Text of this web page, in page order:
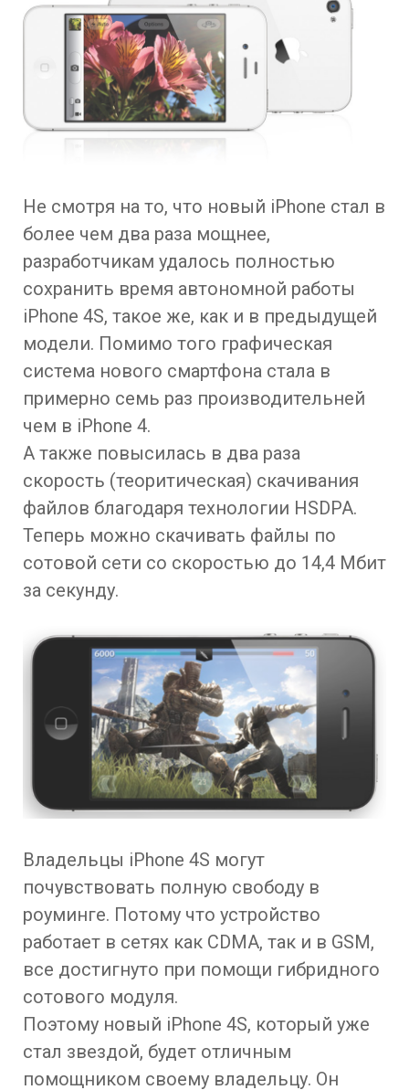
Не смотря на то, что новый iPhone стал в
более чем два раза мощнее,
разработчикам удалось полностью
сохранить время автономной работы
iPhone 4S, такое же, как и в предыдущей
модели. Помимо того графическая
система нового смартфона стала в
примерно семь раз производительней
чем в iPhone 4.
А также повысилась в два раза
скорость (теоритическая) скачивания
файлов благодаря технологии HSDPA.
Теперь можно скачивать файлы по
сотовой сети со скоростью до 14,4 Мбит
за секунду.
Владельцы iPhone 4S могут
почувствовать полную свободу в
роуминге. Потому что устройство
работает в сетях как CDMA, так и в GSM,
все достигнуто при помощи гибридного
сотового модуля.
Поэтому новый iPhone 4S, который уже
стал звездой, будет отличным
помощником своему владельцу. Он